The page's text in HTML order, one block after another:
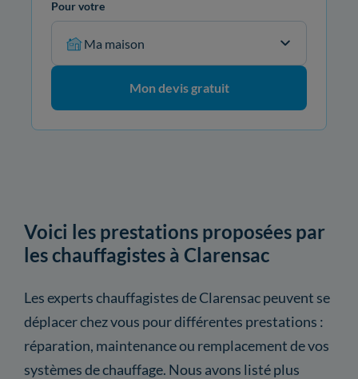
Pour votre
Ma maison
Mon devis gratuit
Voici les prestations proposées par
les chauffagistes à Clarensac
Les experts chauffagistes de Clarensac peuvent se
déplacer chez vous pour différentes prestations :
réparation, maintenance ou remplacement de vos
systèmes de chauffage. Nous avons listé plus